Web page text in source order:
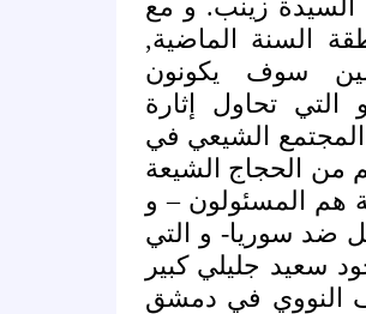
زينب. و مع
السنة الماضية,
سوف يكونون
التي تحاول إثارة
المجتمع الشيعي في
من الحجاج الشيعة
هم المسئولون – و
ضد سوريا- و التي
سعيد جليلي كبير
النووي في دمشق